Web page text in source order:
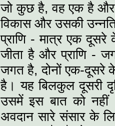
जो कुछ है, वह एक है
विकास और उसकी
प्राणि - मात्र एक
जीता है और प्राणि -
जगत है, दोनों एक-दूसरे
है। यह बिलकुल दूसरी
उसमें इस बात को नहीं
अवदान सारे संसार के